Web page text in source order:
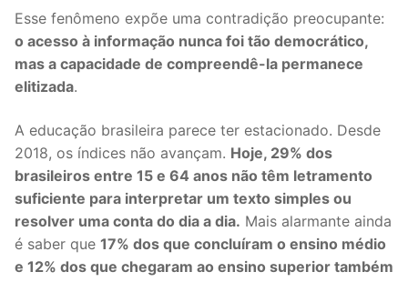
Esse fenômeno expõe uma contradição preocupante:
o acesso à informação nunca foi tão democrático,
mas a capacidade de compreendê-la permanece
elitizada.
A educação brasileira parece ter estacionado. Desde
2018, os índices não avançam. Hoje, 29% dos
brasileiros entre 15 e 64 anos não têm letramento
suficiente para interpretar um texto simples ou
resolver uma conta do dia a dia. Mais alarmante ainda
é saber que 17% dos que concluíram o ensino médio
e 12% dos que chegaram ao ensino superior também